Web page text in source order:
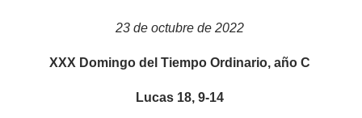
23 de octubre de 2022
XXX Domingo del Tiempo Ordinario, año C
Lucas 18, 9-14